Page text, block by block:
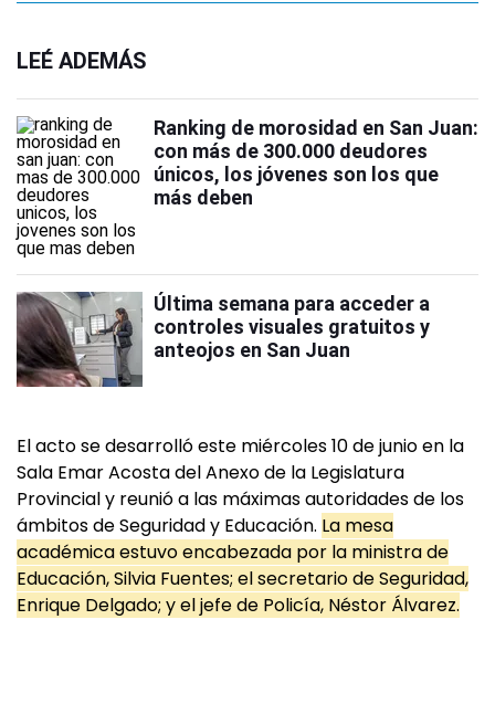
LEÉ ADEMÁS
Ranking de morosidad en San Juan:
con más de 300.000 deudores
únicos, los jóvenes son los que
más deben
Última semana para acceder a
controles visuales gratuitos y
anteojos en San Juan
El acto se desarrolló este miércoles 10 de junio en la
Sala Emar Acosta del Anexo de la Legislatura
Provincial y reunió a las máximas autoridades de los
ámbitos de Seguridad y Educación. La mesa
académica estuvo encabezada por la ministra de
Educación, Silvia Fuentes; el secretario de Seguridad,
Enrique Delgado; y el jefe de Policía, Néstor Álvarez.